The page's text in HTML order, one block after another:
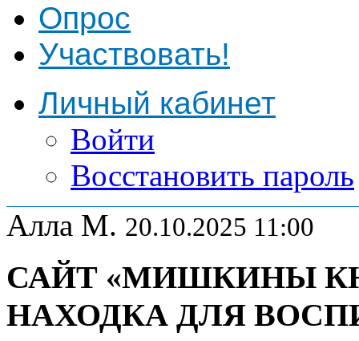
Опрос
Участвовать!
Личный кабинет
Войти
Восстановить пароль
Алла М. 20.10.2025 11:00
САЙТ «МИШКИНЫ
НАХОДКА ДЛЯ